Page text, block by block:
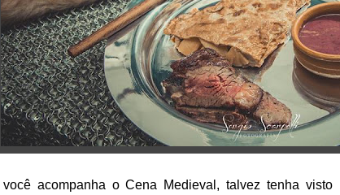
acompanha o Cena Medieval, talvez tenha